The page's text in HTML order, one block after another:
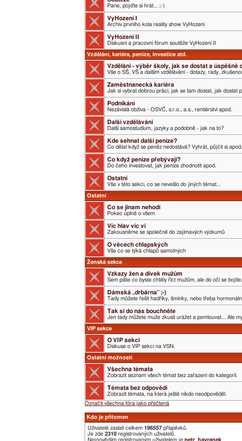
Pane, pojďte si hrát... ;-)
VyHození I
Archiv prvního kola reality show VyHození
VyHození II
Diskusní a pracovní fórum soutěže VyHození II
Vzdělání, kariéra, peníze, investice atd.
Vzdělání - výběr školy, jak se dostat a úspěšně
Vše o SŠ, VŠ a dalším vzdělávání - dotazy, rady,
Zaměstnanecká kariéra
Jak si vybrat dobrou práci, jak se tam dostat, jak dostat
Podnikání
Nezávislá obživa - OSVČ, s.r.o., a.s., rentiérství apod.
Další vzdělávání
Další samostudium, jazyky a podobně - jak na to?
Kde sehnat další peníze?
Co dělat když se peněz nedostává? Vyhrát, půjčit si
Co když peníze přebývají?
Do čeho investovat, jak peníze zhodnotit apod.
Ostatní
Vše v této sekci, co se nevešlo do jiných témat...
Ostatní
Co se jinam nehodí
Pokec úplně o všem
Víc hlav víc ví
Zakousněme se společně do zajímavých výzkumů
O věcech chlapských
Vše co se týká chlapů samotných
Ženská sekce
Vzkazy žen a dívek mužům
Sem pište co byste chtěly říct mužům, ale do očí se bojíte.
Dámská „drbárna” ;-)
Tady můžete řešit hadříky, šminky, nebo třeba
Tak si do nás bouchněte
Jen tady můžete muže zkusit urážet a pomlouvat... Ale
VIP sekce
O VIP sekci
Diskuse o VIP sekci na VSN.
Ostatní možnosti
Všechna témata
Zobrazit seznam všech témat bez zařazení do kategorií.
Témata bez odpovědí
Zobrazit témata, na která ještě nikdo neodpověděl.
Označit všechna fóra jako přečtená
Kdo je přítomen
Uživatelé zaslali celkem 196557 příspěvků.
Je zde 2310 registrovaných uživatelů.
Nejnovějším registrovaným uživatelem je petr_havranek.